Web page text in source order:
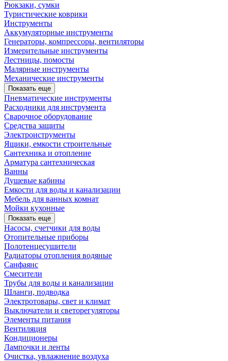
Рюкзаки, сумки
Туристические коврики
Инструменты
Аккумуляторные инструменты
Генераторы, компрессоры, вентиляторы
Измерительные инструменты
Лестницы, помосты
Малярные инструменты
Механические инструменты
Показать еще
Пневматические инструменты
Расходники для инструмента
Сварочное оборудование
Средства защиты
Электроиструменты
Ящики, емкости строительные
Сантехника и отопление
Арматура сантехническая
Ванны
Душевые кабины
Емкости для воды и канализации
Мебель для ванных комнат
Мойки кухонные
Показать еще
Насосы, счетчики для воды
Отопительные приборы
Полотенцесушители
Радиаторы отопления водяные
Санфаянс
Смесители
Трубы для воды и канализации
Шланги, подводка
Электротовары, свет и климат
Выключатели и светорегуляторы
Элементы питания
Вентиляция
Кондиционеры
Лампочки и ленты
Очистка, увлажнение воздуха